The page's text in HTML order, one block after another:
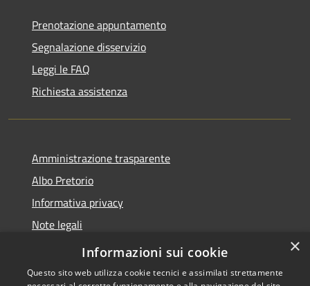
Prenotazione appuntamento
Segnalazione disservizio
Leggi le FAQ
Richiesta assistenza
Amministrazione trasparente
Albo Pretorio
Informativa privacy
Note legali
Dichiarazione di accessibilità
×
Informazioni sui cookie
Questo sito web utilizza cookie tecnici e assimilati strettamente